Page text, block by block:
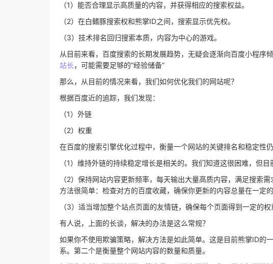
（1）能否合理显示高质量的内容，并获得相应的搜索权益。
（2）在白鳍豚搜索权和熊掌ID之间，搜索显示优先权。
（3）技术排名回归搜索本质，内容为中心的游戏。
从目前来看，百度搜索的长期发展趋势，无疑会逐渐向百度小程序
站长，可能需要足够的“经验储备”
那么，从目前的情况来看，我们如何优化我们的网站呢？
根据百度近的追踪，我们发现：
（1）外链
（2）权重
在百度的搜索引擎优化过程中，衡量一个网站的关键排名和稳定性
（1）维持外链的持续稳定增长是相关的。我们知道这很困难，但目
（2）保持网站内容更新频率，每天输出大量高质内容，满足搜索
方法很简单：检查对方的百度收藏，确保你更新的内容总量在一定的
（3）适当增加整个站点页面的友情链，确保每个页面得到一定的权
有人说，上面的长谈，解决的办法是这么常规？
如果你不使用欺骗策略，解决方法是如此简单。这是目前熊掌ID的
系。第二个是衡量整个网站内容的数量和质量。